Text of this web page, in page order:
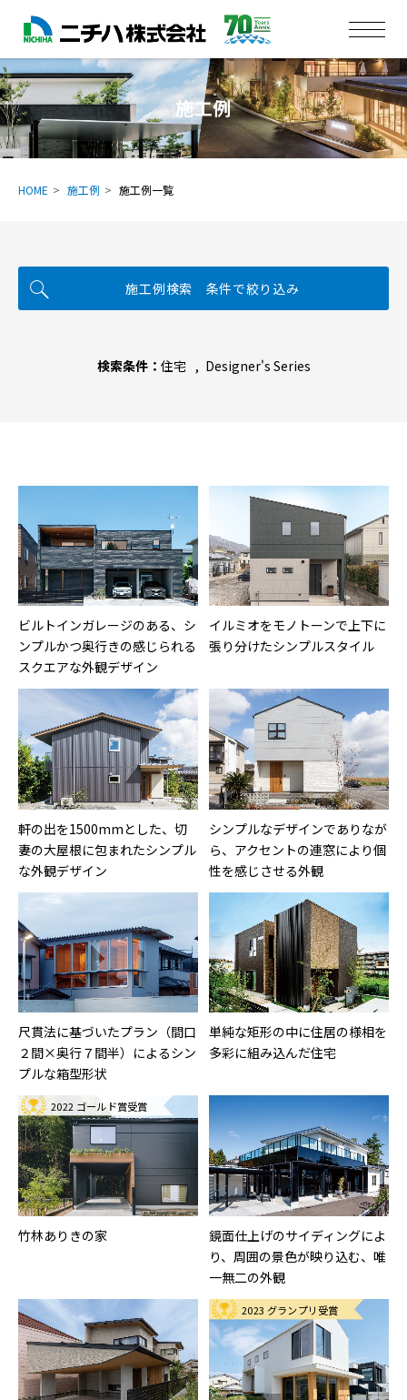
施工例
HOME 施工例 施工例一覧
施工例検索 条件で絞り込み
検索条件： 住宅 Designer's Series
ビルトインガレージのある、シ
ンプルかつ奥行きの感じられる
スクエアな外観デザイン
イルミオをモノトーンで上下に
張り分けたシンプルスタイル
軒の出を1500mmとした、切
妻の大屋根に包まれたシンプル
な外観デザイン
シンプルなデザインでありなが
ら、アクセントの連窓により個
性を感じさせる外観
尺貫法に基づいたプラン（間口
２間×奥行７間半）によるシン
プルな箱型形状
単純な矩形の中に住居の様相を
多彩に組み込んだ住宅
2022 ゴールド賞受賞
竹林ありきの家
鏡面仕上げのサイディングによ
り、周囲の景色が映り込む、唯
一無二の外観
2023 グランプリ受賞